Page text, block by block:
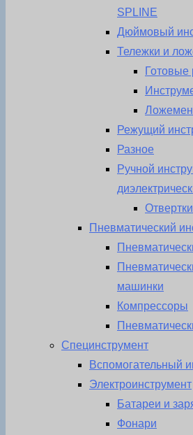
SPLINE
Дюймовый
Тележки и
Режущий
Разное
Ручной
Отвертки
Пневматический
машинки
Компрессоры
Специнструмент
Вспомогательный
Электроинструмент
Батареи и
Фонари